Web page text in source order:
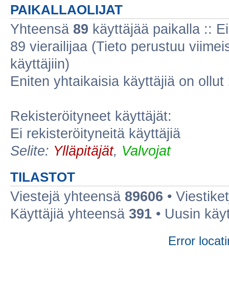
PAIKALLAOLIJAT
Yhteensä 89 käyttäjää paikalla ::
89 vierailijaa (Tieto perustuu
käyttäjiin)
Eniten yhtaikaisia käyttäjiä on ollut
Rekisteröityneet käyttäjät:
Ei rekisteröityneitä käyttäjiä
Selite: Ylläpitäjät, Valvojat
TILASTOT
Viestejä yhteensä 89606 •
Käyttäjiä yhteensä 391 • Uusin
Error